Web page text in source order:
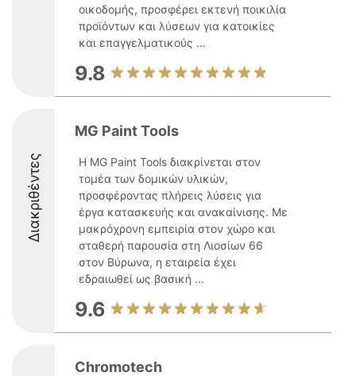
οικοδομής, προσφέρει εκτενή ποικιλία
προϊόντων και λύσεων για κατοικίες
και επαγγελματικούς ...
9.8
Διακριθέντες
MG Paint Tools
Η MG Paint Tools διακρίνεται στον
τομέα των δομικών υλικών,
προσφέροντας πλήρεις λύσεις για
έργα κατασκευής και ανακαίνισης. Με
μακρόχρονη εμπειρία στον χώρο και
σταθερή παρουσία στη Λιοσίων 66
στον Βύρωνα, η εταιρεία έχει
εδραιωθεί ως βασική ...
9.6
Chromotech